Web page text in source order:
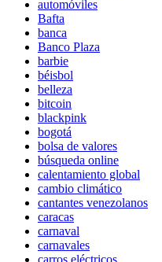
automóviles
Bafta
banca
Banco Plaza
barbie
béisbol
belleza
bitcoin
blackpink
bogotá
bolsa de valores
búsqueda online
calentamiento global
cambio climático
cantantes venezolanos
caracas
carnaval
carnavales